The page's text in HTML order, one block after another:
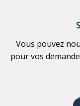
Vous pouvez
pour vos